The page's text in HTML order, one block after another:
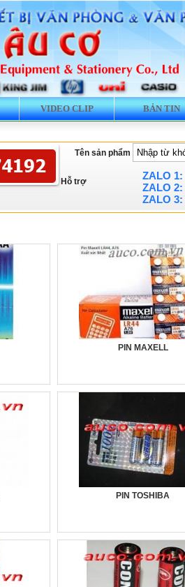
VIDEO CLIP BẢN TIN
Tên sản phẩm
Hỗ trợ ZALO 1:
ZALO 2:
ZALO 3:
PIN MAXELL
PIN TOSHIBA